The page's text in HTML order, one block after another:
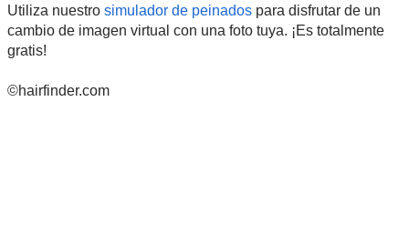
Utiliza nuestro simulador de peinados para disfrutar de un
cambio de imagen virtual con una foto tuya. ¡Es totalmente
gratis!
©hairfinder.com